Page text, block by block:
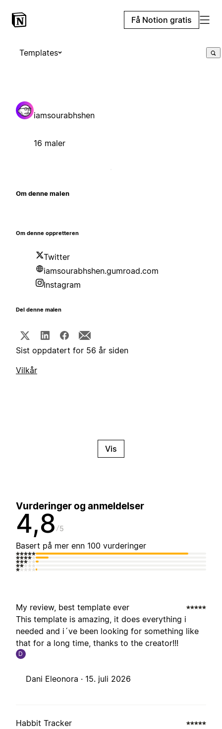
Få Notion gratis
Templates
iamsourabhshen
16 maler
Om denne malen
Om denne oppretteren
Twitter
iamsourabhshen.gumroad.com
Instagram
Del denne malen
Sist oppdatert for 56 år siden
Vilkår
Vis
Vurderinger og anmeldelser
4,8 5
Basert på mer enn 100 vurderinger
My review, best template ever
This template is amazing, it does everything i
needed and i´ve been looking for something like
that for a long time, thanks to the creator!!!
D
Dani Eleonora · 15. juli 2026
Habbit Tracker